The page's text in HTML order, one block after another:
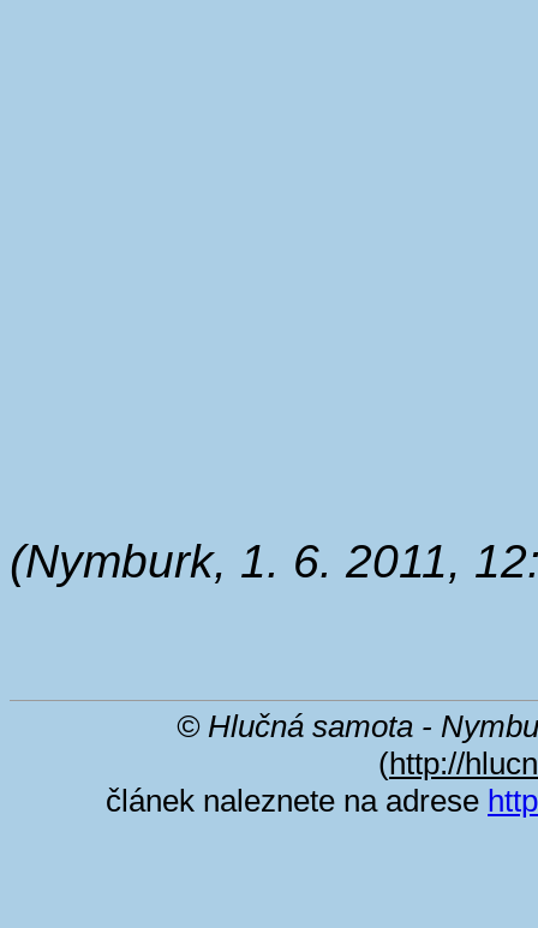
(Nymburk, 1. 6. 2011,
© Hlučná samota -
(http://
článek naleznete na adrese